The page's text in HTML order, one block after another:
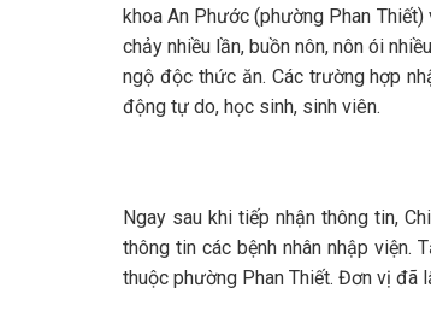
khoa An Phước (phường Phan
chảy nhiều lần, buồn nôn, nôn ói
ngộ độc thức ăn. Các trường hợp
động tự do, học sinh, sinh viên.
Ngay sau khi tiếp nhận thông tin,
thông tin các bệnh nhân nhập viện.
thuộc phường Phan Thiết. Đơn vị đã